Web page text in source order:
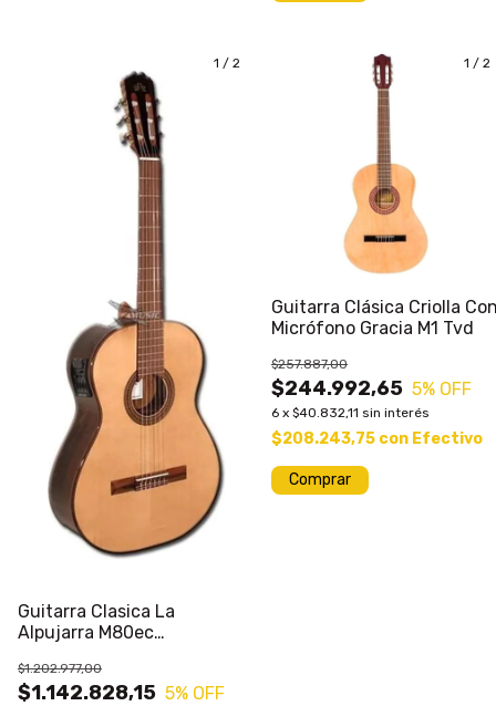
1 / 2
Guitarra Clasica La
Alpujarra M80ec
$1.142.828,15
$1.202.977,00
5% OFF
1 / 2
Guitarra Clásica Criolla
Micrófono Gracia M1 Tvd
$244.992,65
$257.887,00
5% OFF
6 x $40.832,11 sin interés
$208.243,75 con Efectivo